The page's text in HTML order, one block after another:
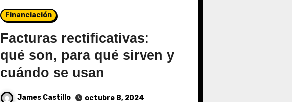
Financiación
Facturas rectificativas:
qué son, para qué sirven y
cuándo se usan
James Castillo octubre 8, 2024